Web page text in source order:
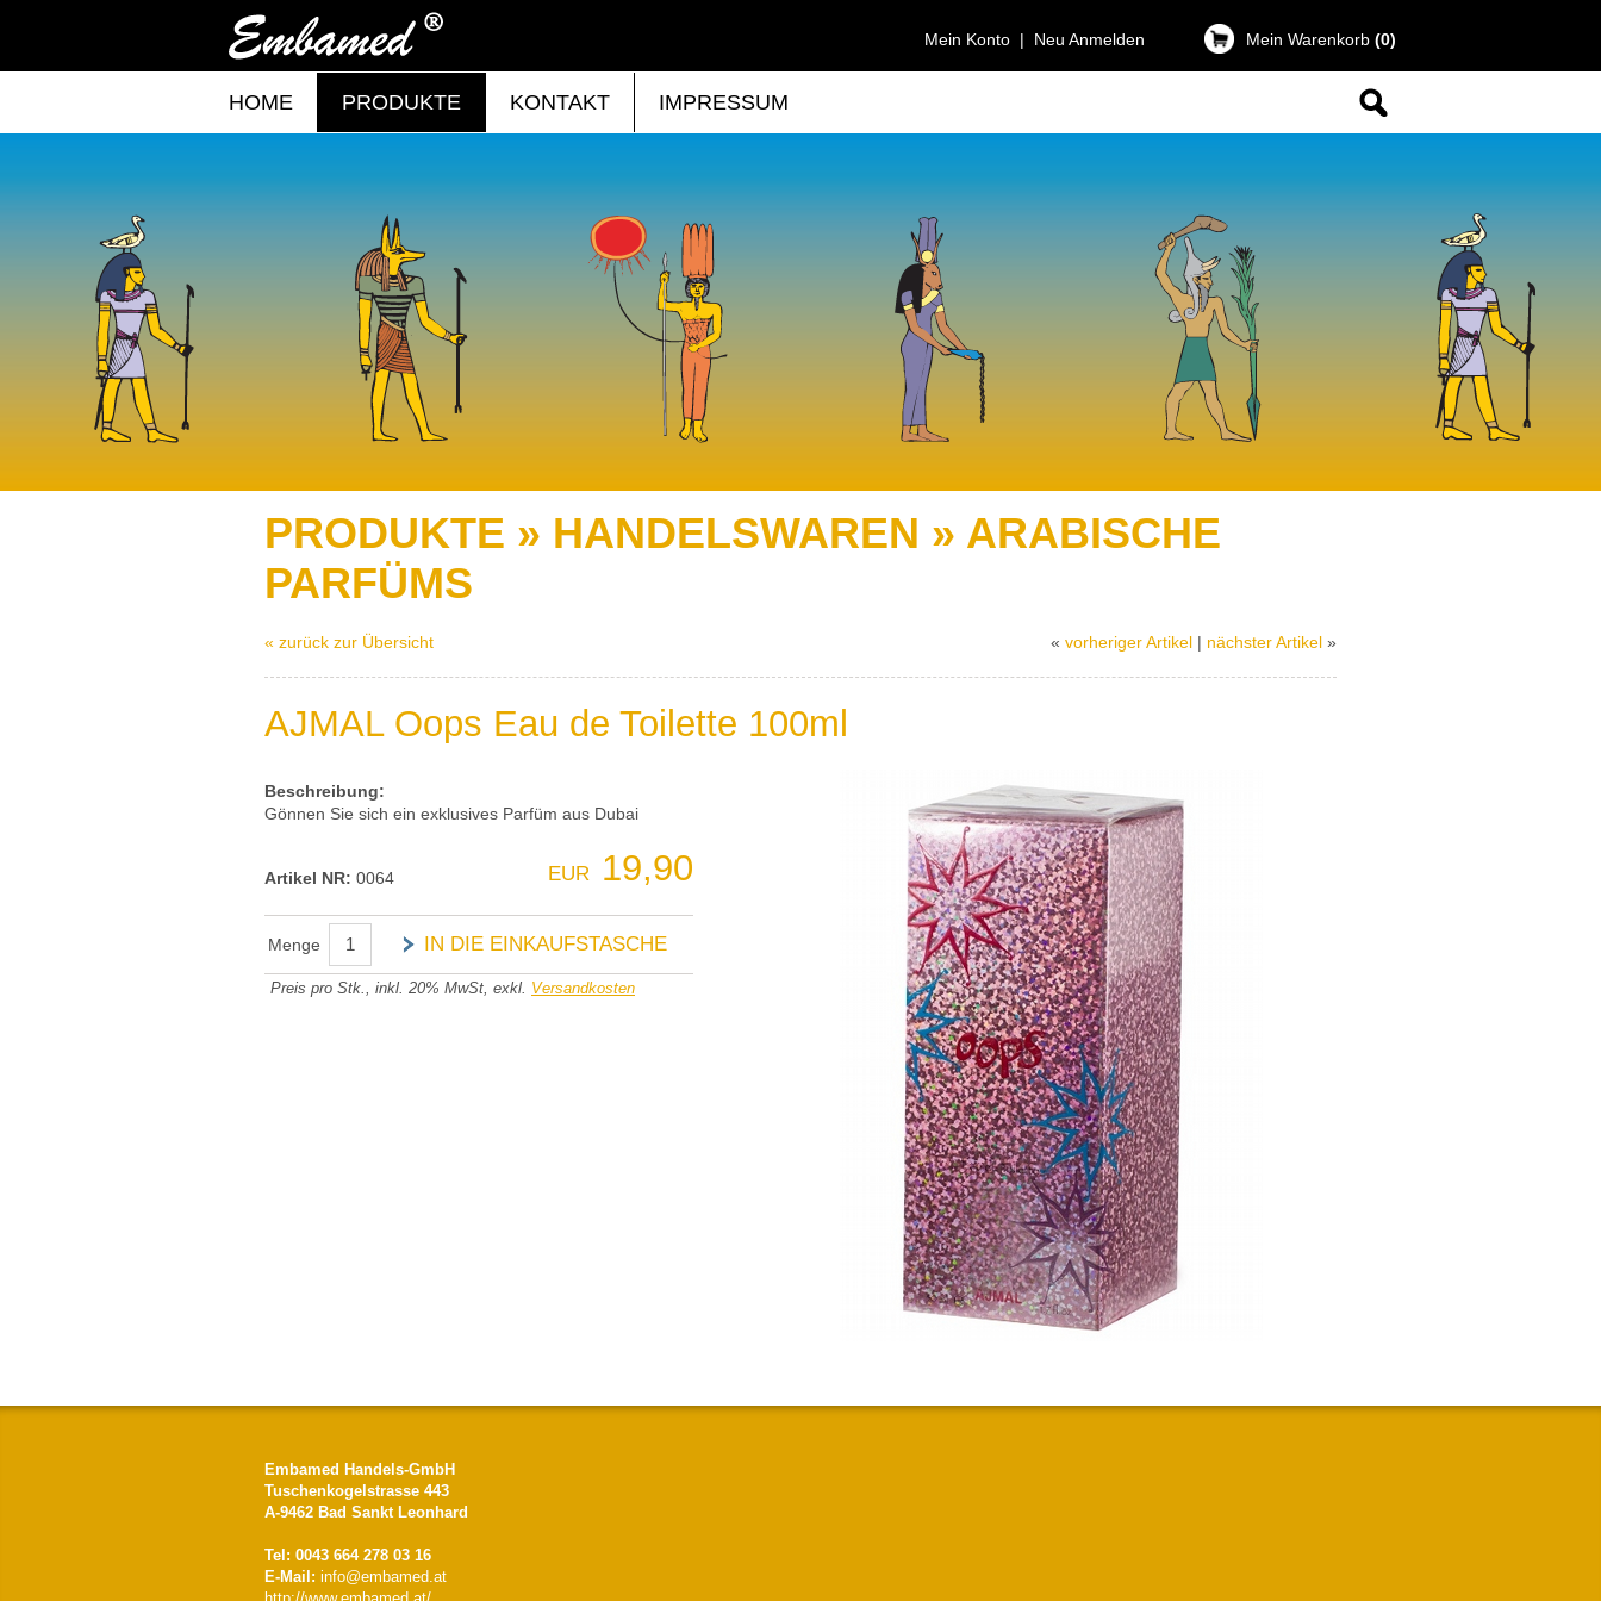
Mein Warenkorb (0)
Mein Konto | Neu Anmelden
HOME PRODUKTE KONTAKT IMPRESSUM
PRODUKTE » HANDELSWAREN » ARABISCHE
PARFÜMS
« zurück zur Übersicht « vorheriger Artikel | nächster Artikel »
AJMAL Oops Eau de Toilette 100ml
Beschreibung:
Gönnen Sie sich ein exklusives Parfüm aus Dubai
Artikel NR: 0064 EUR 19,90
Menge IN DIE EINKAUFSTASCHE
Preis pro Stk., inkl. 20% MwSt, exkl. Versandkosten
Embamed Handels-GmbH
Tuschenkogelstrasse 443
A-9462 Bad Sankt Leonhard
Tel: 0043 664 278 03 16
E-Mail: info@embamed.at